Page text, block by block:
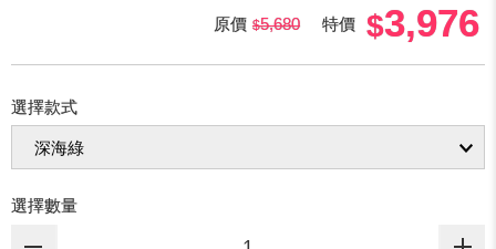
原價 5,680 特價 3,976
選擇款式
選擇數量